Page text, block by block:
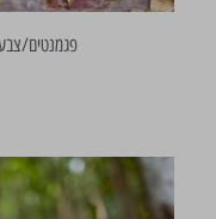
פגמנטים/